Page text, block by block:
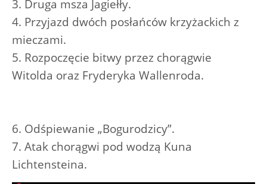
3. Druga msza Jagiełły.
4. Przyjazd dwóch posłańców krzyżackich z
mieczami.
5. Rozpoczęcie bitwy przez chorągwie
Witolda oraz Fryderyka Wallenroda.
6. Odśpiewanie „Bogurodzicy”.
7. Atak chorągwi pod wodzą Kuna
Lichtensteina.